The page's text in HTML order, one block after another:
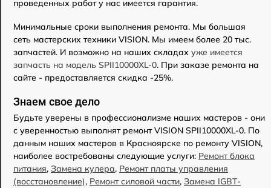
проведенных работ у нас имеется гарантия.
Минимальные сроки выполнения ремонта. Мы большая
сеть мастерских техники VISION. Мы имеем более 20 тыс.
запчастей. И возможно на наших складах уже имеется
запчасть на модель SPII10000XL-0. При заказе ремонта на
сайте - предоставляется скидка -25%.
Знаем свое дело
Будьте уверены в профессионализме наших мастеров - они
с уверенностью выполнят ремонт VISION SPII10000XL-0. По
данным наших мастеров в Красноярске по ремонту VISION,
наиболее востребованы следующие услуги: Ремонт блока
питания, Замена кулера, Ремонт платы управления
(восстановление), Ремонт силовой части, Замена IGBT-